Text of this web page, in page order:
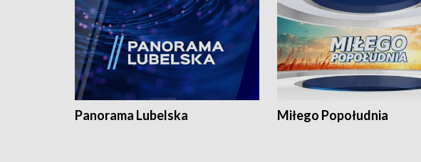
Panorama Lubelska Miłego Popołudnia